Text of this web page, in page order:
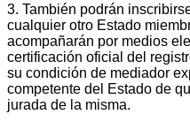
3. También podrán
cualquier otro Estado
acompañarán por medios
certificación oficial del
su condición de mediador
competente del Estado de
jurada de la misma.